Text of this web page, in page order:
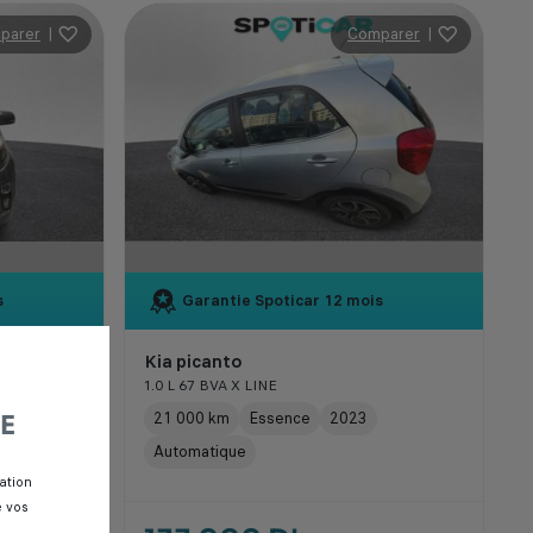
| Comparer |
Garantie Spoticar 12 mois
Kia picanto
1.0 L 67 BVA X LINE
21 000 km Essence
2023
Automatique
vos